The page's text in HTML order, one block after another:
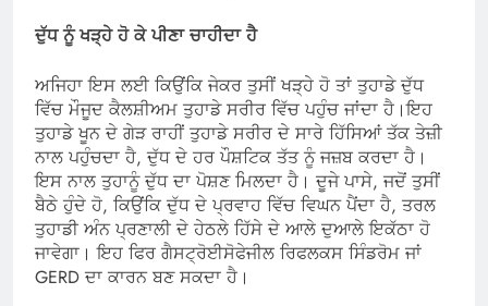
ਦੁੱਧ ਨੂੰ ਖੜ੍ਹੇ ਹੋ ਕੇ ਪੀਣਾ ਚਾਹੀਦਾ ਹੈ
ਅਜਿਹਾ ਇਸ ਲਈ ਕਿਉਂਕਿ ਜੇਕਰ ਤੁਸੀਂ ਖੜ੍ਹੇ ਹੋ ਤਾਂ ਤੁਹਾਡੇ ਦੁੱਧ
ਵਿੱਚ ਮੌਜੂਦ ਕੈਲਸ਼ੀਅਮ ਤੁਹਾਡੇ ਸਰੀਰ ਵਿੱਚ ਪਹੁੰਚ ਜਾਂਦਾ ਹੈ।ਇਹ
ਤੁਹਾਡੇ ਖੂਨ ਦੇ ਗੇੜ ਰਾਹੀਂ ਤੁਹਾਡੇ ਸਰੀਰ ਦੇ ਸਾਰੇ ਹਿੱਸਿਆਂ ਤੱਕ ਤੇਜ਼ੀ
ਨਾਲ ਪਹੁੰਚਦਾ ਹੈ, ਦੁੱਧ ਦੇ ਹਰ ਪੌਸ਼ਟਿਕ ਤੱਤ ਨੂੰ ਜਜ਼ਬ ਕਰਦਾ ਹੈ।
ਇਸ ਨਾਲ ਤੁਹਾਨੂੰ ਦੁੱਧ ਦਾ ਪੋਸ਼ਣ ਮਿਲਦਾ ਹੈ। ਦੂਜੇ ਪਾਸੇ, ਜਦੋਂ ਤੁਸੀਂ
ਬੈਠੇ ਹੁੰਦੇ ਹੋ, ਕਿਉਂਕਿ ਦੁੱਧ ਦੇ ਪ੍ਰਵਾਹ ਵਿੱਚ ਵਿਘਨ ਪੈਂਦਾ ਹੈ, ਤਰਲ
ਤੁਹਾਡੀ ਅੰਨ ਪ੍ਰਣਾਲੀ ਦੇ ਹੇਠਲੇ ਹਿੱਸੇ ਦੇ ਆਲੇ ਦੁਆਲੇ ਇਕੱਠਾ ਹੋ
ਜਾਵੇਗਾ। ਇਹ ਫਿਰ ਗੈਸਟ੍ਰੋਈਸੋਫੇਜੀਲ ਰਿਫਲਕਸ ਸਿੰਡਰੋਮ ਜਾਂ
GERD ਦਾ ਕਾਰਨ ਬਣ ਸਕਦਾ ਹੈ।